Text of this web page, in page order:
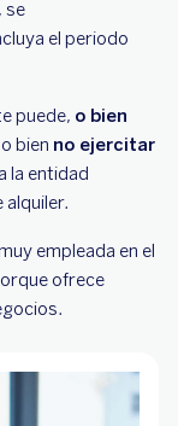
se
el periodo
puede, o bien
bien no ejercitar
a la entidad
alquiler.
empleada en el
ofrece